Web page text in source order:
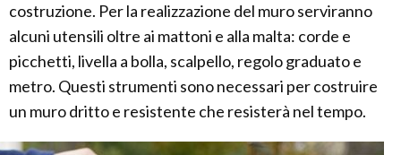
costruzione. Per la realizzazione del muro serviranno
alcuni utensili oltre ai mattoni e alla malta: corde e
picchetti, livella a bolla, scalpello, regolo graduato e
metro. Questi strumenti sono necessari per costruire
un muro dritto e resistente che resisterà nel tempo.